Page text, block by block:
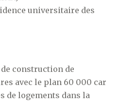
universitaire des
construction de
avec le plan 60 000 car
de logements dans la